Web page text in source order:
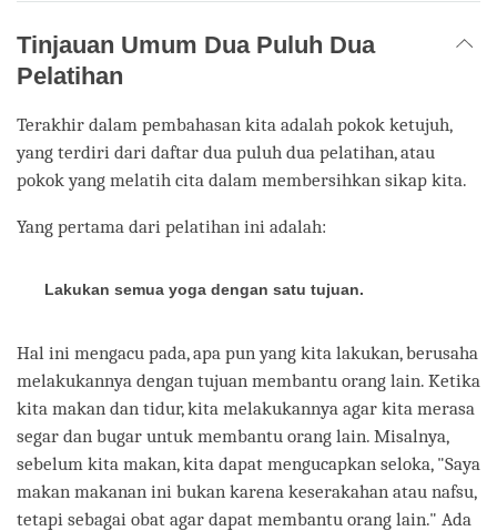
Tinjauan Umum Dua Puluh Dua
Pelatihan
Terakhir dalam pembahasan kita adalah pokok ketujuh,
yang terdiri dari daftar dua puluh dua pelatihan, atau
pokok yang melatih cita dalam membersihkan sikap kita.
Yang pertama dari pelatihan ini adalah:
Lakukan semua yoga dengan satu tujuan.
Hal ini mengacu pada, apa pun yang kita lakukan, berusaha
melakukannya dengan tujuan membantu orang lain. Ketika
kita makan dan tidur, kita melakukannya agar kita merasa
segar dan bugar untuk membantu orang lain. Misalnya,
sebelum kita makan, kita dapat mengucapkan seloka, "Saya
makan makanan ini bukan karena keserakahan atau nafsu,
tetapi sebagai obat agar dapat membantu orang lain." Ada